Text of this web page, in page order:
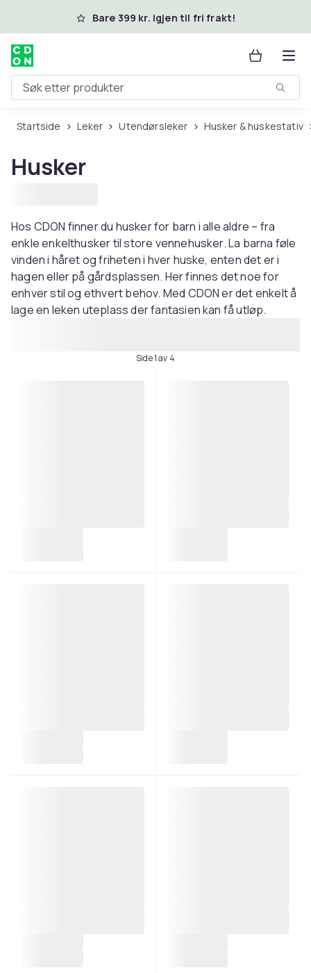
Hopp til hovedinnholdBare 399 kr. igjen til fri frakt!
Søk etter produkter
Startside Leker Utendørsleker Husker & huskestativ
Husker
Hos CDON finner du husker for barn i alle aldre – fra
enkle enkelthusker til store vennehusker. La barna føle
vinden i håret og friheten i hver huske, enten det er i
hagen eller på gårdsplassen. Her finnes det noe for
enhver stil og ethvert behov. Med CDON er det enkelt å
lage en leken uteplass der fantasien kan få utløp.
Side 1 av 4